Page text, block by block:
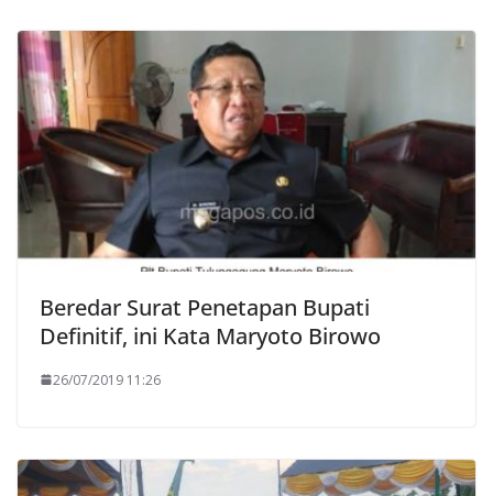
Beredar Surat Penetapan Bupati
Definitif, ini Kata Maryoto Birowo
26/07/2019 11:26